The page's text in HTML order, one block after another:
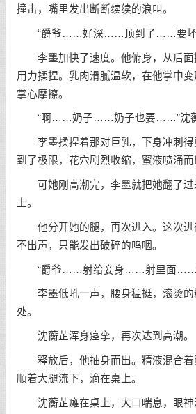
撞击，嘴里发出断断续续的浪叫。
“爵爷……好深……顶到了……要
李墨加快了速度。他俯身，从后面
用力揉捏。乳肉滑腻温软，在他掌中
掌心摩擦。
“啊……奶子……奶子也要……”沈蘅
李墨揉捏着那对巨乳，下身冲刺得
到了极限，花穴剧烈收缩，蜜液喷涌而
可她刚高潮完，李墨就把她翻了过
上。
他分开她的腿，再次进入。这次进
不出声，只能发出破碎的呜咽。
“爵爷……射给妾身……射里面……”
李墨低吼一声，腰身猛挺，滚烫的
处。
沈蘅芷浑身痉挛，再次达到高潮。
释放后，他抽身而出。精液混合着
顺着大腿流下，滴在桌上。
沈蘅芷瘫在桌上，大口喘息，眼神